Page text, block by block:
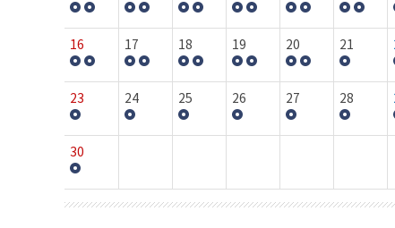
16 17 18 19 20 21
23 24 25 26 27 28
30